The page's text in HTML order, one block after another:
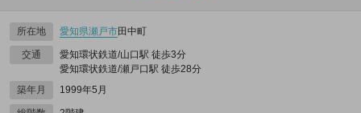
所在地 愛知県瀬戸市田中町
交通
愛知環状鉄道/山口駅 徒歩3分
愛知環状鉄道/瀬戸口駅 徒歩28分
築年月
1999年5月